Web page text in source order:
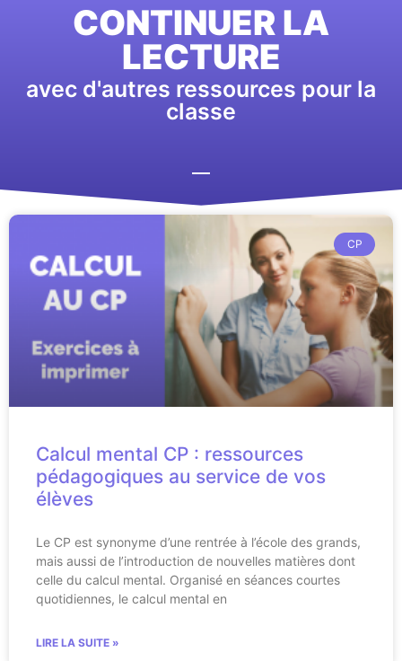
CONTINUER LA
LECTURE
avec d'autres ressources pour la
classe
CP
Calcul mental CP : ressources
pédagogiques au service de vos
élèves
Le CP est synonyme d’une rentrée à l’école des grands,
mais aussi de l’introduction de nouvelles matières dont
celle du calcul mental. Organisé en séances courtes
quotidiennes, le calcul mental en
LIRE LA SUITE »